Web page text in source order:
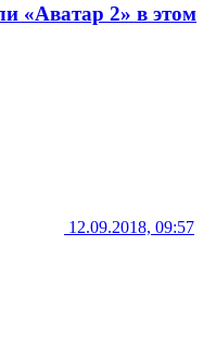
«Аватар 2» в этом
12.09.2018, 09:57